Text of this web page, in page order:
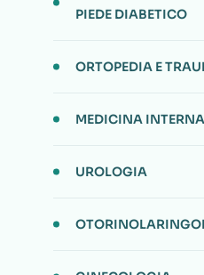
PIEDE DIABETICO
ORTOPEDIA E
MEDICINA INTERNA
UROLOGIA